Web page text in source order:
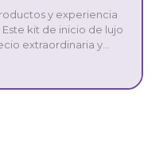
y experiencia
kit de inicio de lujo
extraordinaria y
la opción perfecta para
verdadera